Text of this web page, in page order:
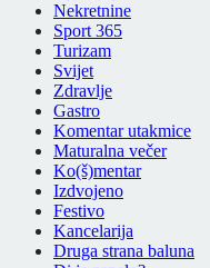
Nekretnine
Sport 365
Turizam
Svijet
Zdravlje
Gastro
Komentar utakmice
Maturalna večer
Ko(š)mentar
Izdvojeno
Festivo
Kancelarija
Druga strana baluna